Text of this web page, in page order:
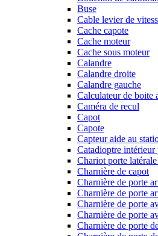
Buse
Cable levier de
Cache capote
Cache moteur
Cache sous moteur
Calandre
Calandre droite
Calandre gauche
Calculateur de boite
Caméra de recul
Capot
Capote
Capteur aide au
Catadioptre intérieur
Chariot porte
Charnière de capot
Charnière de porte
Charnière de porte
Charnière de porte
Charnière de porte
Charnière de porte